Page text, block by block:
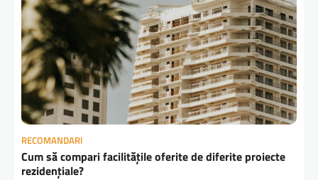
RECOMANDARI
Cum să compari facilitățile oferite de diferite proiecte
rezidențiale?